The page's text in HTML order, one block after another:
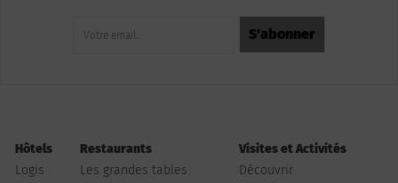
Hôtels
Logis
Restaurants
Les grandes tables
Visites et Activités
Découvrir